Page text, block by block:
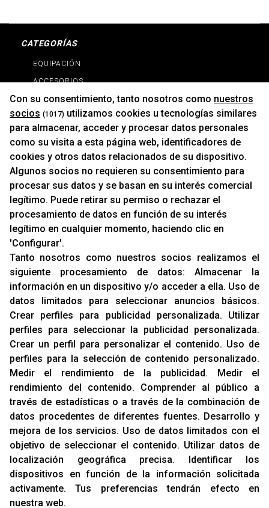
CATEGORÍAS
EQUIPACIÓN
ACCESORIOS
RECAMBIOS
PROMOCIONES
NOVEDADES
MARCAS
MARCAS
INFORMACIÓN
Contacto
Cambios Y Devoluciones
RACING SUPPORT
Aviso Legal
Sobre Nosotros
Cookies
Política De Privacidad
OFICINAS
C/ Rozabella, 6
CONTACTO
T. (+34)
Con su consentimiento, tanto nosotros como nuestros
socios (1017) utilizamos cookies u tecnologías similares
para almacenar, acceder y procesar datos personales
como su visita a esta página web, identificadores de
cookies y otros datos relacionados de su dispositivo.
Algunos socios no requieren su consentimiento para
procesar sus datos y se basan en su interés comercial
legítimo. Puede retirar su permiso o rechazar el
procesamiento de datos en función de su interés
legítimo en cualquier momento, haciendo clic en
'Configurar'.
Tanto nosotros como nuestros socios realizamos el
siguiente procesamiento de datos: Almacenar la
información en un dispositivo y/o acceder a ella. Uso de
datos limitados para seleccionar anuncios básicos.
Crear perfiles para publicidad personalizada. Utilizar
perfiles para seleccionar la publicidad personalizada.
Crear un perfil para personalizar el contenido. Uso de
perfiles para la selección de contenido personalizado.
Medir el rendimiento de la publicidad. Medir el
rendimiento del contenido. Comprender al público a
través de estadísticas o a través de la combinación de
datos procedentes de diferentes fuentes. Desarrollo y
mejora de los servicios. Uso de datos limitados con el
objetivo de seleccionar el contenido. Utilizar datos de
localización geográfica precisa. Identificar los
dispositivos en función de la información solicitada
activamente.Tus preferencias tendrán efecto en
nuestra web.